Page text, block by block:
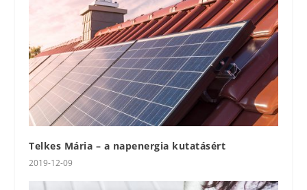
Telkes Mária – a napenergia kutatásért
2019-12-09